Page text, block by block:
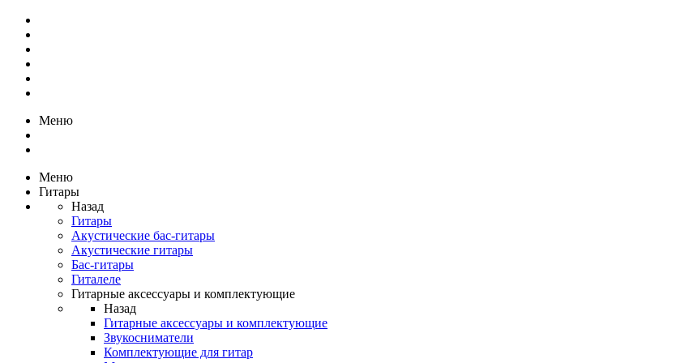
Меню
Меню
Гитары
Назад
Гитары
Акустические бас-гитары
Акустические гитары
Бас-гитары
Гиталеле
Гитарные аксессуары и комплектующие
Назад
Гитарные аксессуары и комплектующие
Звукосниматели
Комплектующие для гитар